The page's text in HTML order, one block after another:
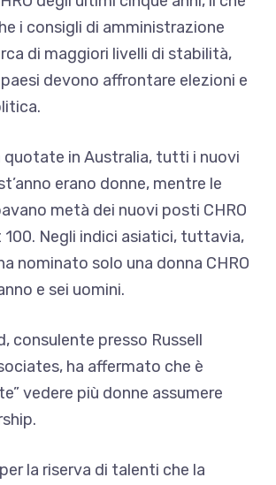
i consigli di amministrazione
di maggiori livelli di stabilità,
devono affrontare elezioni e
quotate in Australia, tutti i nuovi
erano donne, mentre le
metà dei nuovi posti CHRO
100. Negli indici asiatici, tuttavia,
nominato solo una donna CHRO
e sei uomini.
consulente presso Russell
ha affermato che è
vedere più donne assumere
la riserva di talenti che la